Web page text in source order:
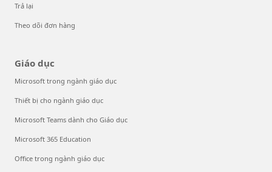
Trả lại
Theo dõi đơn hàng
Giáo dục
Microsoft trong ngành giáo dục
Thiết bị cho ngành giáo dục
Microsoft Teams dành cho Giáo dục
Microsoft 365 Education
Office trong ngành giáo dục